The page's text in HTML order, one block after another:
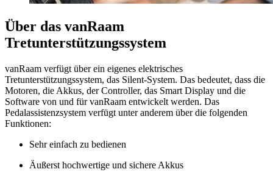
Über das vanRaam
Tretunterstützungssystem
vanRaam verfügt über ein eigenes elektrisches
Tretunterstützungssystem, das Silent-System. Das bedeutet, dass die
Motoren, die Akkus, der Controller, das Smart Display und die
Software von und für vanRaam entwickelt werden. Das
Pedalassistenzsystem verfügt unter anderem über die folgenden
Funktionen:
Sehr einfach zu bedienen
Äußerst hochwertige und sichere Akkus